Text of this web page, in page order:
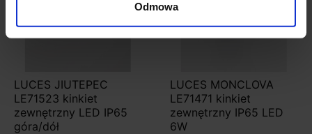
Odmowa
LUCES JIUTEPEC
LE71523 kinkiet
zewnętrzny LED IP65
góra/dół
LUCES MONCLOVA
LE71471 kinkiet
zewnętrzny IP65 LED
6W